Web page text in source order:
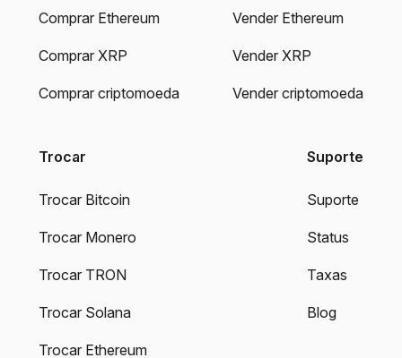
Comprar Ethereum
Comprar XRP
Comprar criptomoeda
Vender Ethereum
Vender XRP
Vender criptomoeda
Trocar
Trocar Bitcoin
Trocar Monero
Trocar TRON
Trocar Solana
Trocar Ethereum
Suporte
Suporte
Status
Taxas
Blog